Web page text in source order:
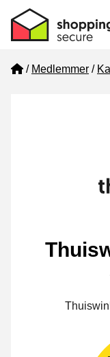
Home
Medlemmer